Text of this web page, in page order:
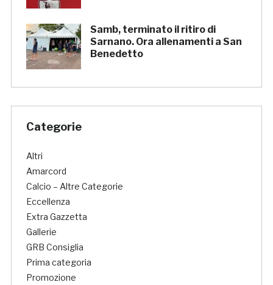
Samb, terminato il ritiro di
Sarnano. Ora allenamenti a San
Benedetto
Categorie
Altri
Amarcord
Calcio – Altre Categorie
Eccellenza
Extra Gazzetta
Gallerie
GRB Consiglia
Prima categoria
Promozione